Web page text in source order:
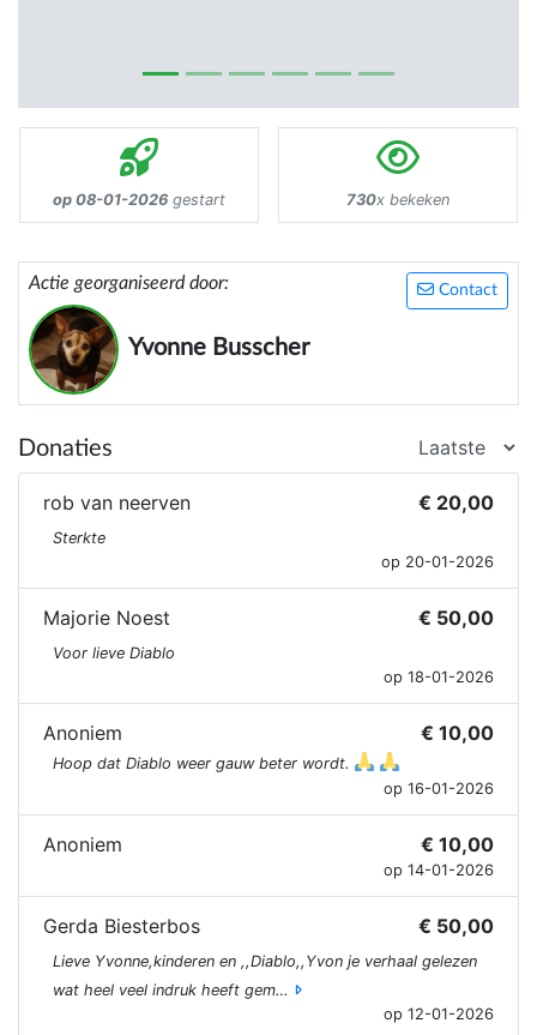
op 08-01-2026 gestart 730x bekeken
Contact
Actie georganiseerd door:
Yvonne Busscher
Donaties
rob van neerven € 20,00
Sterkte
op 20-01-2026
Majorie Noest € 50,00
Voor lieve Diablo
op 18-01-2026
Anoniem € 10,00
Hoop dat Diablo weer gauw beter wordt.
op 16-01-2026
Anoniem € 10,00
op 14-01-2026
Gerda Biesterbos € 50,00
Lieve Yvonne,kinderen en ,,Diablo,,Yvon je verhaal gelezen
wat heel veel indruk heeft gem…
op 12-01-2026